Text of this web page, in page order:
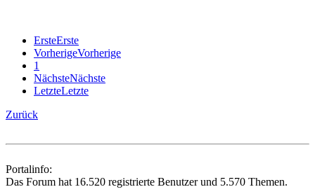
ErsteErste
VorherigeVorherige
1
NächsteNächste
LetzteLetzte
Zurück
Portalinfo:
Das Forum hat 16.520 registrierte Benutzer und 5.570 Themen.